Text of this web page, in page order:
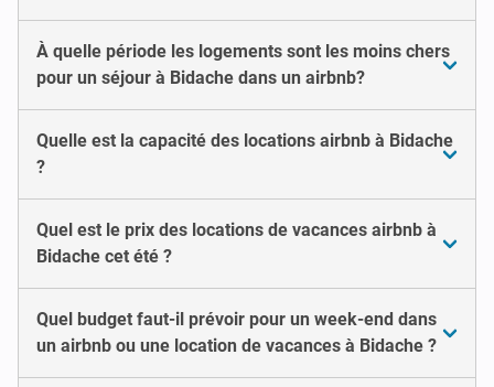
À quelle période les logements sont les moins chers
pour un séjour à Bidache dans un airbnb?
Quelle est la capacité des locations airbnb à Bidache
?
Quel est le prix des locations de vacances airbnb à
Bidache cet été ?
Quel budget faut-il prévoir pour un week-end dans
un airbnb ou une location de vacances à Bidache ?